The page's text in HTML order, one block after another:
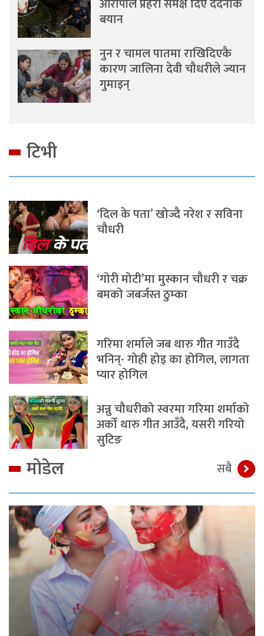
बयान
नुन र चामल पातमा राखिदिएकै
कारण जालिना देवी चौधरीले ज्यान
गुमाइन्
टिभी
‘दिल के पता’ खोज्दै नरेश र सविना
चौधरी
‘गोरी मोटी’मा मुस्कान चौधरी र चक्र
बमको जबर्जस्त ठुम्का
गरिमा शर्माले जब थारु गीत गाउँदै
भनिन्- गोही होइ का होगिल, लागता
प्यार होगिल
अन्नु चौधरीको स्वरमा गरिमा शर्माको
अर्को थारु गीत आउँदै, यसरी गरियो
सुटिङ
मोडेल सबै